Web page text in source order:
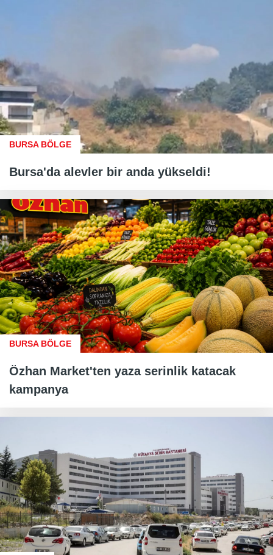
BURSA BÖLGE
Bursa'da alevler bir anda yükseldi!
BURSA BÖLGE
Özhan Market'ten yaza serinlik katacak
kampanya